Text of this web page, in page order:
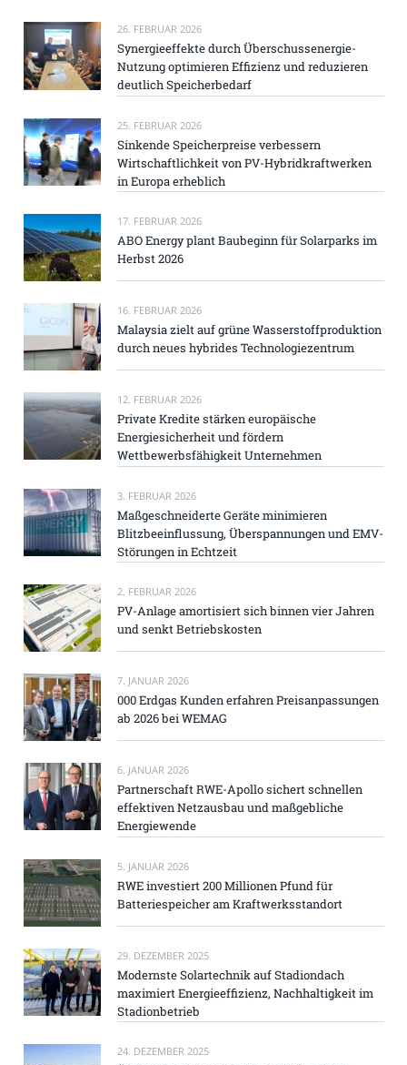
26. FEBRUAR 2026
Synergieeffekte durch Überschussenergie-
Nutzung optimieren Effizienz und reduzieren
deutlich Speicherbedarf
25. FEBRUAR 2026
Sinkende Speicherpreise verbessern
Wirtschaftlichkeit von PV-Hybridkraftwerken
in Europa erheblich
17. FEBRUAR 2026
ABO Energy plant Baubeginn für Solarparks im
Herbst 2026
16. FEBRUAR 2026
Malaysia zielt auf grüne Wasserstoffproduktion
durch neues hybrides Technologiezentrum
12. FEBRUAR 2026
Private Kredite stärken europäische
Energiesicherheit und fördern
Wettbewerbsfähigkeit Unternehmen
3. FEBRUAR 2026
Maßgeschneiderte Geräte minimieren
Blitzbeeinflussung, Überspannungen und EMV-
Störungen in Echtzeit
2. FEBRUAR 2026
PV-Anlage amortisiert sich binnen vier Jahren
und senkt Betriebskosten
7. JANUAR 2026
000 Erdgas Kunden erfahren Preisanpassungen
ab 2026 bei WEMAG
6. JANUAR 2026
Partnerschaft RWE-Apollo sichert schnellen
effektiven Netzausbau und maßgebliche
Energiewende
5. JANUAR 2026
RWE investiert 200 Millionen Pfund für
Batteriespeicher am Kraftwerksstandort
29. DEZEMBER 2025
Modernste Solartechnik auf Stadiondach
maximiert Energieeffizienz, Nachhaltigkeit im
Stadionbetrieb
24. DEZEMBER 2025